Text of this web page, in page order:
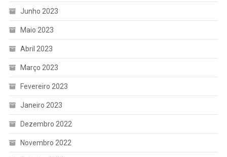
Junho 2023
Maio 2023
Abril 2023
Março 2023
Fevereiro 2023
Janeiro 2023
Dezembro 2022
Novembro 2022